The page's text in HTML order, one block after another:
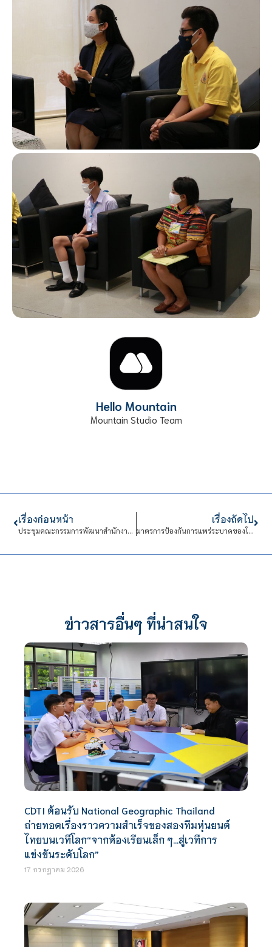
Hello Mountain
Mountain Studio Team
เรื่องก่อนหน้า
ประชุมคณะกรรมการพัฒนาสำนักงานและการประเมินคุณธรรมและความโปร่งใสในการทำงานของหน่วยงานภาครัฐ ประจำปีงบประมาณ 2563
เรื่องถัดไป
มาตรการป้องกันการแพร่ระบาดของโรคติดเชื้อไวรัส COVID-19
ข่าวสารอื่นๆ ที่น่าสนใจ
CDTI ต้อนรับ National Geographic Thailand
ถ่ายทอดเรื่องราวความสำเร็จของสองทีมหุ่นยนต์
ไทยบนเวทีโลก“จากห้องเรียนเล็ก ๆ…สู่เวทีการ
แข่งขันระดับโลก”
17 กรกฎาคม 2026